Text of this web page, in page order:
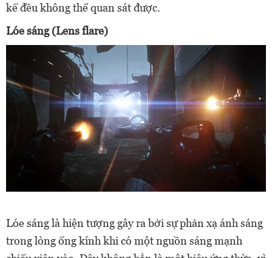
kế đều không thể quan sát được.
Lóe sáng (Lens flare)
Lóe sáng là hiện tượng gây ra bởi sự phản xạ ánh sáng
trong lòng ống kính khi có một nguồn sáng mạnh